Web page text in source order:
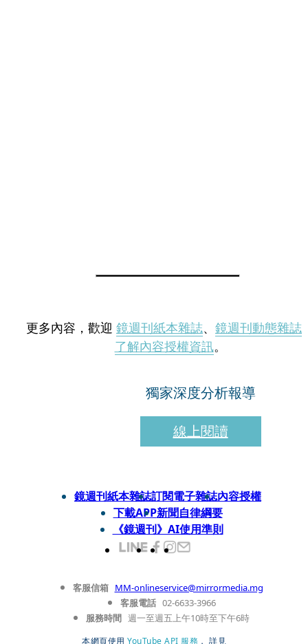
更多內容，歡迎 鏡週刊紙本雜誌、 鏡週刊動態雜誌
了解內容授權資訊。
獨家深度分析報導
線上閱讀
鏡週刊紙本雜誌訂閱電子雜誌內容授權
下載APP新聞自律綱要
《鏡週刊》AI使用準則
客服信箱 MM-onlineservice@mirrormedia.mg
客服電話 02-6633-3966
服務時間 週一至週五上午10時至下午6時
本網頁使用 YouTube API 服務 ， 詳見